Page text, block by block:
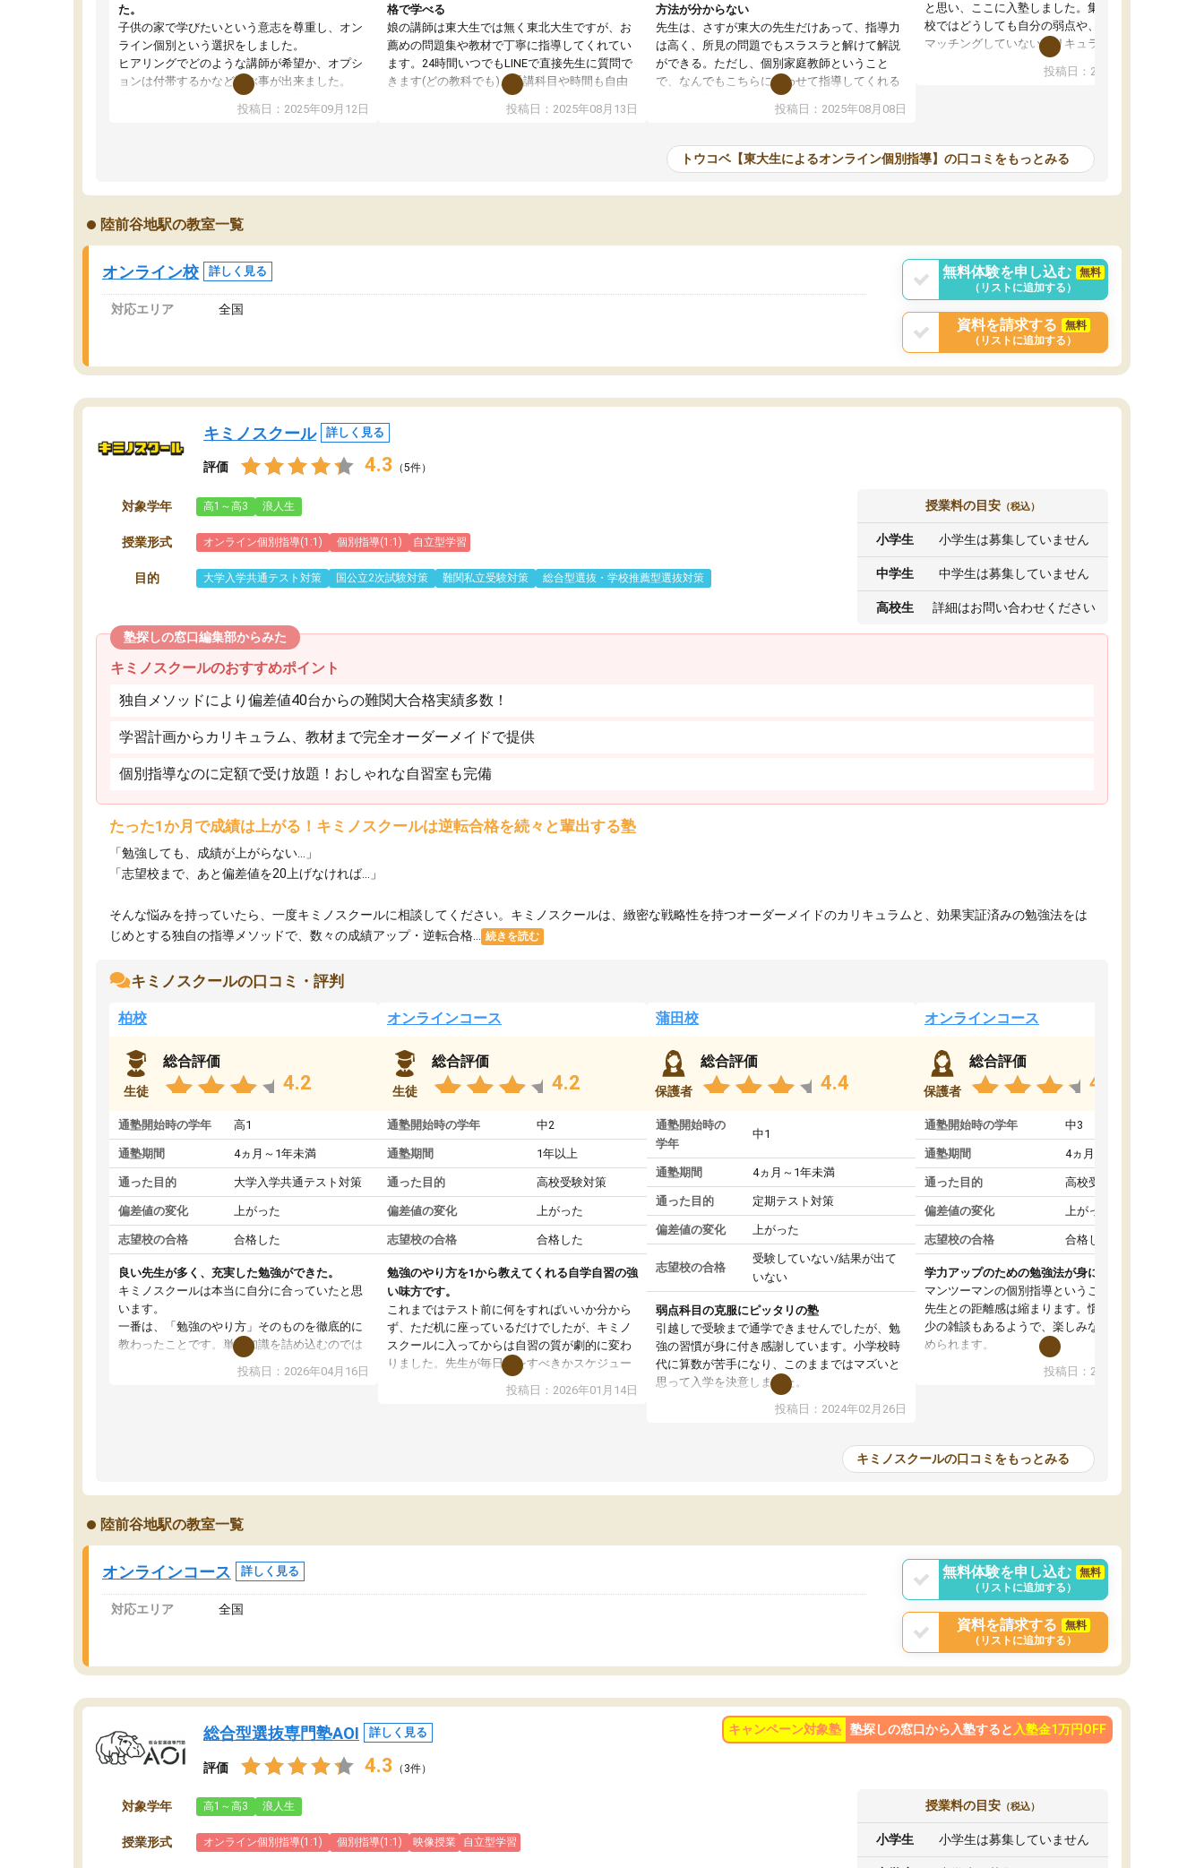
た。
子供の家で学びたいという意志を尊重し、オン
ライン個別という選択をしました。
ヒアリングでどのような講師が希望か、オプシ
ョンは付帯するかなど選ぶ事が出来ました。
講師とのマッチング後講師との初回ミーティン
グを行い、その講師で良いか他の講師を希望す
オンラインツールを使用した単語帳の共有があ
り宿題もそちらで出される形でした。
2ヶ月で担当講師の方がお辞めになると言う事で
講師変更の申し出があり、あまりに短期での変
更だった為、塾に通う事にして退会しました。
遅れも取り戻せ、授業内容や講師の方は良かっ
投稿日：2025年09月12日
格で学べる
娘の講師は東大生では無く東北大生ですが、お
薦めの問題集や教材で丁寧に指導してくれてい
ます。24時間いつでもLINEで直接先生に質問で
きます(どの教科でも)。受講科目や時間も自由
に決めれるので、個人に合った勉強ができると
思います。カリキュラム相談みたいなのがあり
ます。講師も合わなければチェンジできます
投稿日：2025年08月13日
方法が分からない
先生は、さすが東大の先生だけあって、指導力
は高く、所見の問題でもスラスラと解けて解説
ができる。ただし、個別家庭教師ということ
で、なんでもこちらに合わせて指導してくれる
のだが、具体的なカリキュラムがない。当方
は、授業の先取り学習をするため、学校の教科
いただいたが、1時間の時間を使って進められる
範囲は限られており、それであれば自学自習で
なく、上手い活用の仕方が分からず辞めること
投稿日：2025年08月08日
と思い、ここに入塾しました。集団指導の予備
校ではどうしても自分の弱点や、志望校対策に
マッチングしていないカリキュラムに不安を感
また受験のノウハウを蓄積している優秀な東大
ツーマン指導によって、自分の志望校にふさわ
しいオリジナルのカリキュラムを提案してくれ
と感じました。
投稿日：2024年02月19日
トウコベ【東大生によるオンライン個別指導】の口コミをもっとみる
陸前谷地駅の教室一覧
オンライン校 詳しく見る
対応エリア 全国
無料体験を申し込む
無料
（リストに追加する）
資料を請求する
無料
（リストに追加する）
キミノスクール 詳しく見る
評価 4.3 （5件）
対象学年 高1～高3 浪人生
授業形式 オンライン個別指導(1:1) 個別指導(1:1) 自立型学習
目的 大学入学共通テスト対策 国公立2次試験対策 難関私立受験対策 総合型選抜・学校推薦型選抜対策
授業料の目安 （税込）
小学生 小学生は募集していません
中学生 中学生は募集していません
高校生 詳細はお問い合わせください
塾探しの窓口編集部からみた
キミノスクールのおすすめポイント
独自メソッドにより偏差値40台からの難関大合格実績多数！
学習計画からカリキュラム、教材まで完全オーダーメイドで提供
個別指導なのに定額で受け放題！おしゃれな自習室も完備
たった1か月で成績は上がる！キミノスクールは逆転合格を続々と輩出する塾
「勉強しても、成績が上がらない…」
「志望校まで、あと偏差値を20上げなければ…」
そんな悩みを持っていたら、一度キミノスクールに相談してください。キミノスクールは、緻密な戦略性を持つオーダーメイドのカリキュラムと、効果実証済みの勉強法をは
じめとする独自の指導メソッドで、数々の成績アップ・逆転合格...
続きを読む
キミノスクールの口コミ・評判
柏校
生徒
総合評価
4.2
通塾開始時の学年 高1
通塾期間 4ヵ月～1年未満
通った目的 大学入学共通テスト対策
偏差値の変化 上がった
志望校の合格 合格した
良い先生が多く、充実した勉強ができた。
キミノスクールは本当に自分に合っていたと思
います。
一番は、「勉強のやり方」そのものを徹底的に
教わったことです。単に知識を詰め込むのでは
なく、自学自習の習慣が身につくよう並走して
くれるので、通塾日以外も机に向かうのが苦で
投稿日：2026年04月16日
オンラインコース
生徒
総合評価
4.2
通塾開始時の学年 中2
通塾期間 1年以上
通った目的 高校受験対策
偏差値の変化 上がった
志望校の合格 合格した
勉強のやり方を1から教えてくれる自学自習の強
い味方です。
これまではテスト前に何をすればいいか分から
ず、ただ机に座っているだけでしたが、キミノ
スクールに入ってからは自習の質が劇的に変わ
りました。先生が毎日何をすべきかスケジュー
ルを明確にしてくれるので、自分が迷わずに学
習に取り組めるようになったのが一番の収穫で
投稿日：2026年01月14日
蒲田校
保護者
総合評価
4.4
通塾開始時の
学年
中1
通塾期間 4ヵ月～1年未満
通った目的 定期テスト対策
偏差値の変化 上がった
志望校の合格
受験していない/結果が出て
いない
弱点科目の克服にピッタリの塾
引越しで受験まで通学できませんでしたが、勉
強の習慣が身に付き感謝しています。小学校時
代に算数が苦手になり、このままではマズいと
思って入学を決意しました。
まず、マンツーマン指導なので、小学校時代の
基礎からスタートして頂いたのが大きかったで
ていけるようになったし、苦手科目の意識もな
重要性を再認識しました。学べばできるように
投稿日：2024年02月26日
オンラインコース
保護者
総合評価
4.6
通塾開始時の学年 中3
通塾期間 4ヵ月～1年未満
通った目的 高校受験対策
偏差値の変化 上がった
志望校の合格 合格した
学力アップのための勉強法が身につく
マンツーマンの個別指導ということもあって、
先生との距離感は縮まります。慣れてくれば多
少の雑談もあるようで、楽しみながら学習を進
められます。
単に学力アップを目指した詰め込み授業ではな
く、勉強の進め方もアドバイスしてくれます。
初めはモチベーションの維持が難しかったよう
です。ただ、授業内容が楽しかったせいか、自
投稿日：2024年01月08日
キミノスクールの口コミをもっとみる
陸前谷地駅の教室一覧
オンラインコース 詳しく見る
対応エリア 全国
無料体験を申し込む
無料
（リストに追加する）
資料を請求する
無料
（リストに追加する）
キャンペーン対象塾 塾探しの窓口から入塾すると 入塾金1万円OFF
総合型選抜専門塾AOI 詳しく見る
評価 4.3 （3件）
対象学年 高1～高3 浪人生
授業形式 オンライン個別指導(1:1) 個別指導(1:1) 映像授業 自立型学習
授業料の目安 （税込）
小学生 小学生は募集していません